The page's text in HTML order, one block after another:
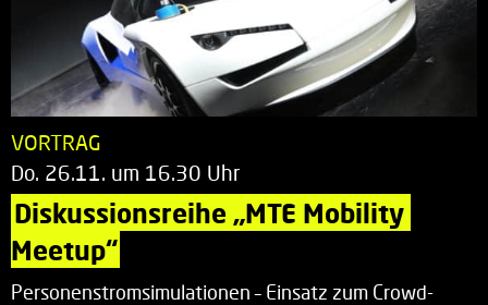
VORTRAG
Do. 26.11. um 16.30 Uhr
Diskussionsreihe „MTE Mobility
Meetup“
Personenstromsimulationen – Einsatz zum Crowd-